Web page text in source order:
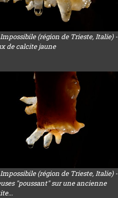
(région de Trieste, Italie) -
de calcite jaune
(région de Trieste, Italie) -
"poussant" sur une ancienne